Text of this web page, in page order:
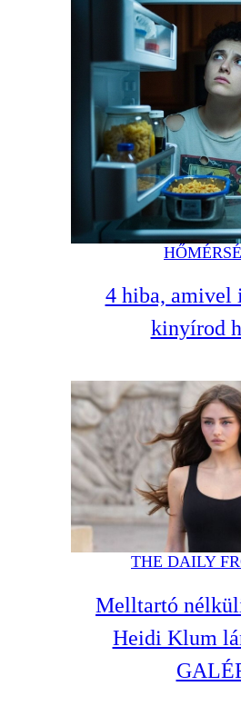
4 hiba, amivel
kinyírod
THE DAILY
Melltartó
Heidi Klum